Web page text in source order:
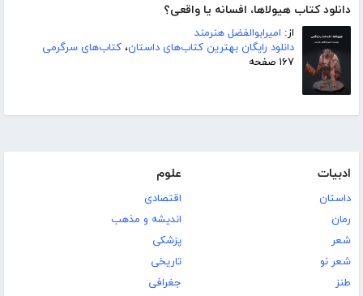
دانلود کتاب هیولاها، افسانه یا واقعی؟
از: امیرابوالفضل هنرمند
دانلود رایگان بهترین کتاب‌های داستان، کتاب‌های سرگرمی
۱۶۷ صفحه
ادبیات
داستان
رمان
شعر
شعر نو
طنز
علوم
اقتصادی
اندیشه و مذهب
پزشکی
تاریخی
جغرافی